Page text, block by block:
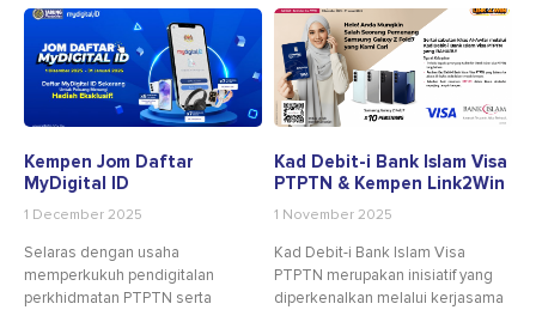
Kempen Jom Daftar
MyDigital ID
1 December 2025
Selaras dengan usaha
memperkukuh pendigitalan
perkhidmatan PTPTN serta
Kad Debit-i Bank Islam Visa
PTPTN & Kempen Link2Win
1 November 2025
Kad Debit-i Bank Islam Visa
PTPTN merupakan inisiatif yang
diperkenalkan melalui kerjasama